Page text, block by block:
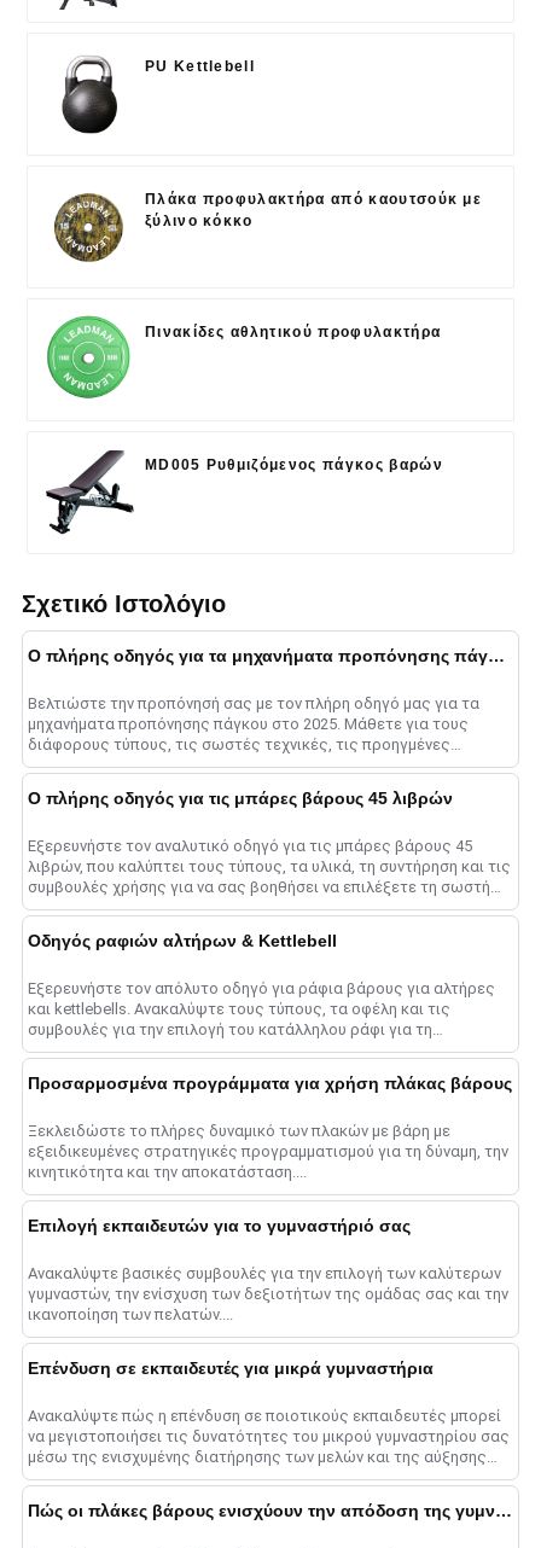
PU Kettlebell
Πλάκα προφυλακτήρα από καουτσούκ με
ξύλινο κόκκο
Πινακίδες αθλητικού προφυλακτήρα
MD005 Ρυθμιζόμενος πάγκος βαρών
Σχετικό Ιστολόγιο
Ο πλήρης οδηγός για τα μηχανήματα προπόνησης πάγκου το 2025
Βελτιώστε την προπόνησή σας με τον πλήρη οδηγό μας για τα
μηχανήματα προπόνησης πάγκου στο 2025. Μάθετε για τους
διάφορους τύπους, τις σωστές τεχνικές, τις προηγμένες
μεθόδους και το ......
Ο πλήρης οδηγός για τις μπάρες βάρους 45 λιβρών
Εξερευνήστε τον αναλυτικό οδηγό για τις μπάρες βάρους 45
λιβρών, που καλύπτει τους τύπους, τα υλικά, τη συντήρηση και τις
συμβουλές χρήσης για να σας βοηθήσει να επιλέξετε τη σωστή
μπάρα για μεγιστοποίηση......
Οδηγός ραφιών αλτήρων & Kettlebell
Εξερευνήστε τον απόλυτο οδηγό για ράφια βάρους για αλτήρες
και kettlebells. Ανακαλύψτε τους τύπους, τα οφέλη και τις
συμβουλές για την επιλογή του κατάλληλου ράφι για τη
βελτιστοποίηση του γυμναστηρίου σας sp......
Προσαρμοσμένα προγράμματα για χρήση πλάκας βάρους
Ξεκλειδώστε το πλήρες δυναμικό των πλακών με βάρη με
εξειδικευμένες στρατηγικές προγραμματισμού για τη δύναμη, την
κινητικότητα και την αποκατάσταση....
Επιλογή εκπαιδευτών για το γυμναστήριό σας
Ανακαλύψτε βασικές συμβουλές για την επιλογή των καλύτερων
γυμναστών, την ενίσχυση των δεξιοτήτων της ομάδας σας και την
ικανοποίηση των πελατών....
Επένδυση σε εκπαιδευτές για μικρά γυμναστήρια
Ανακαλύψτε πώς η επένδυση σε ποιοτικούς εκπαιδευτές μπορεί
να μεγιστοποιήσει τις δυνατότητες του μικρού γυμναστηρίου σας
μέσω της ενισχυμένης διατήρησης των μελών και της αύξησης
των εσόδων....
Πώς οι πλάκες βάρους ενισχύουν την απόδοση της γυμναστικής στο 2025